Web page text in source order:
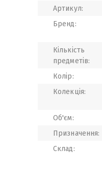
Артикул:
Бренд:
Кількість
предметів:
Колір:
Колекція:
Об'єм:
Призначення:
Склад: